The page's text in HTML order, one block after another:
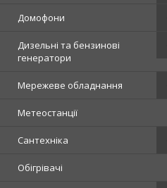
Домофони
Дизельні та бензинові
генератори
Мережеве обладнання
Метеостанції
Сантехніка
Обігрівачі